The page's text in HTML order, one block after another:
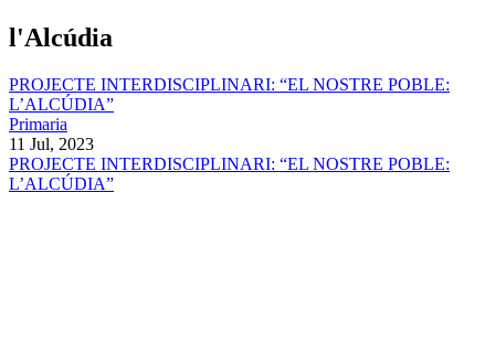
l'Alcúdia
PROJECTE INTERDISCIPLINARI: “EL NOSTRE POBLE:
L’ALCÚDIA”
Primaria
11 Jul, 2023
PROJECTE INTERDISCIPLINARI: “EL NOSTRE POBLE:
L’ALCÚDIA”